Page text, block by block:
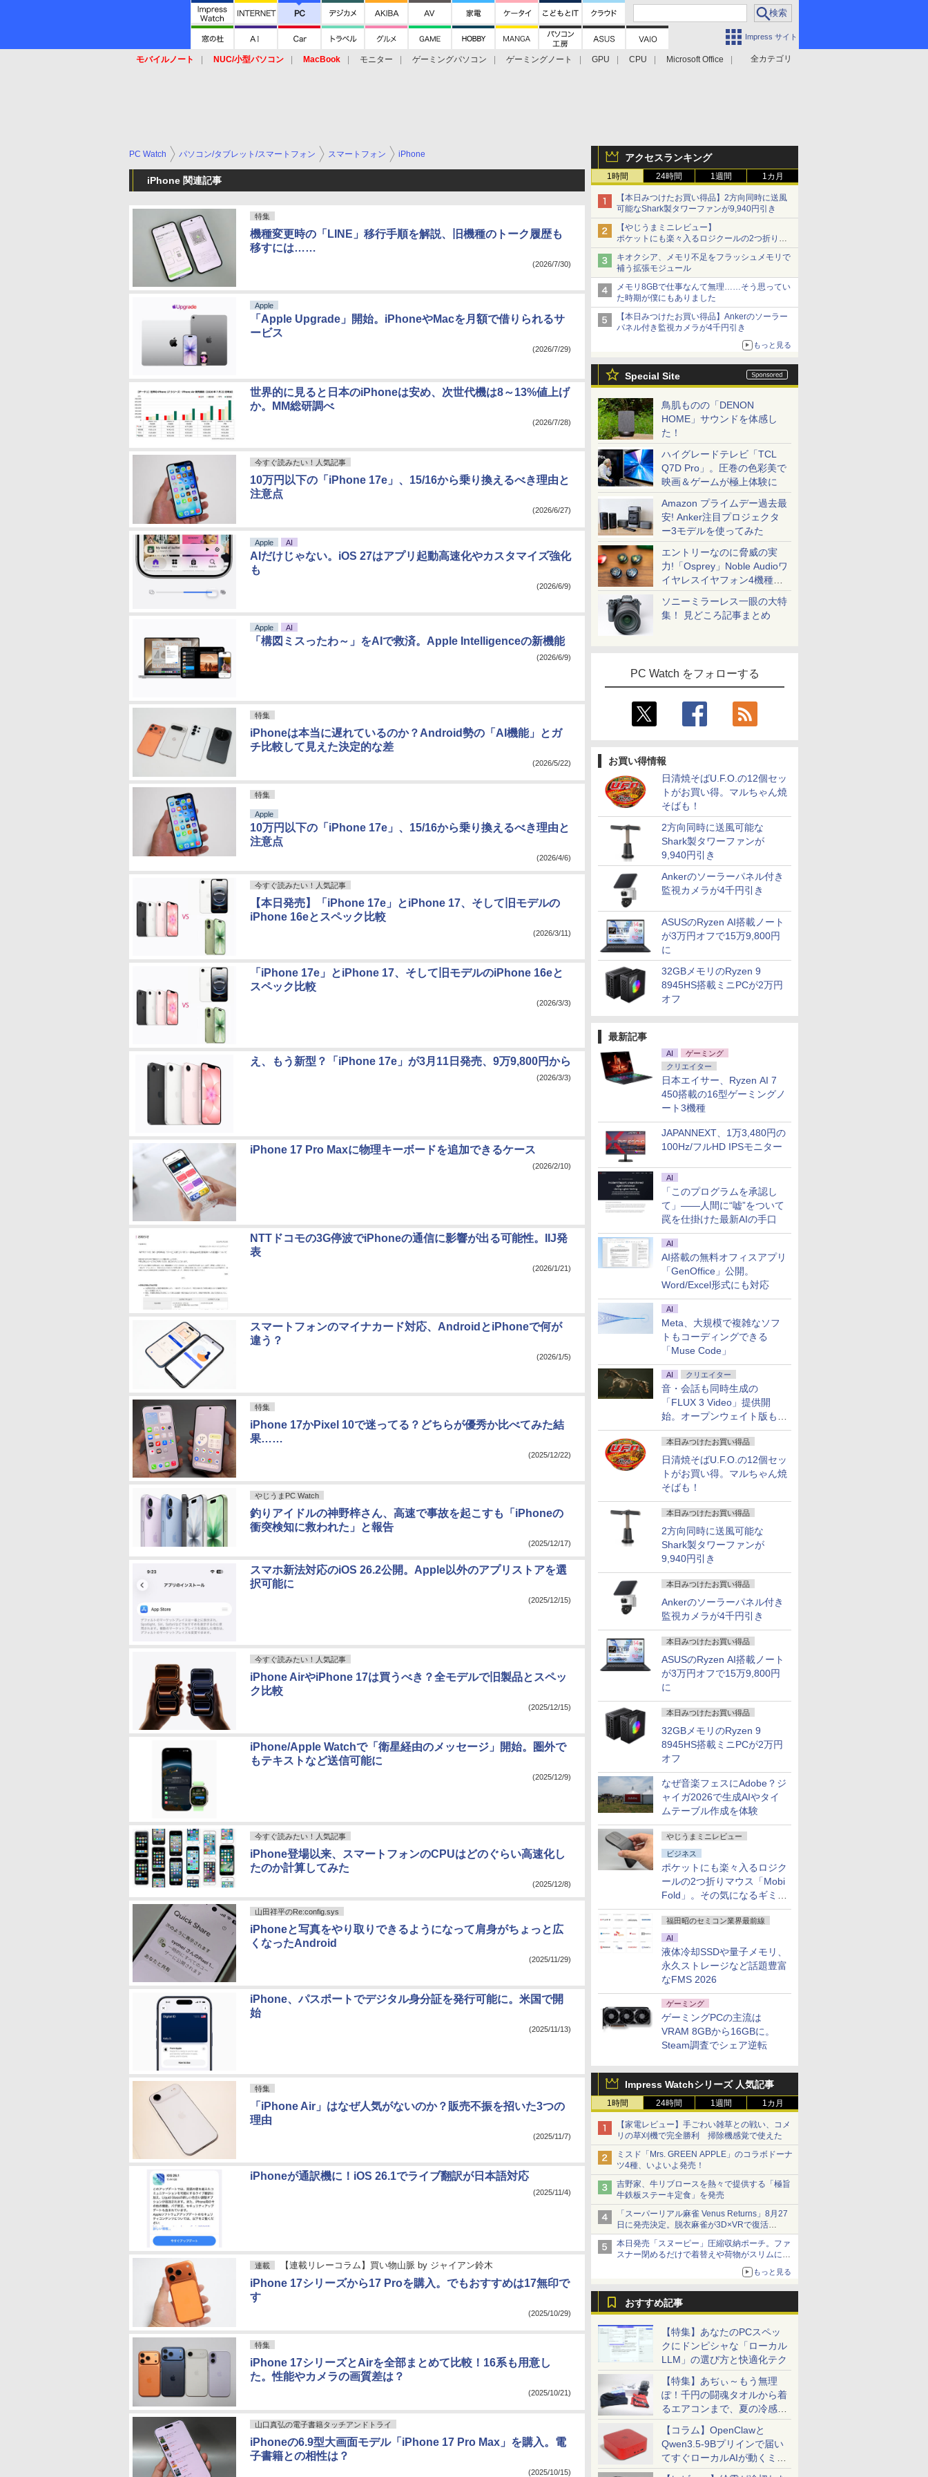
Impress サイト
全カテゴリ
モバイルノート NUC/小型パソコン MacBook モニター ゲーミングパソコン ゲーミングノート GPU CPU
Microsoft Office
アクセスランキング
1時間 24時間 1週間 1カ月
【本日みつけたお買い得品】2方向同時に送風
可能なShark製タワーファンが9,940円引き
【やじうまミニレビュー】
ポケットにも楽々入るロジクールの2つ折りマ
ウス「Mobi Fold」。その気になるギミックと
は？
キオクシア、メモリ不足をフラッシュメモリで
補う拡張モジュール
メモリ8GBで仕事なんて無理……そう思ってい
た時期が僕にもありました
【本日みつけたお買い得品】Ankerのソーラー
パネル付き監視カメラが4千円引き
もっと見る
Special Site
鳥肌ものの「DENON
HOME」サウンドを体感し
た！
ハイグレードテレビ「TCL
Q7D Pro」。圧巻の色彩美で
映画＆ゲームが極上体験に
Amazon プライムデー過去最
安! Anker注目プロジェクタ
ー3モデルを使ってみた
エントリーなのに脅威の実
力!「Osprey」Noble Audioワ
イヤレスイヤフォン4機種を
一気に聴く
ソニーミラーレス一眼の大特
集！ 見どころ記事まとめ
PC Watch をフォローする
お買い得情報
日清焼そばU.F.O.の12個セッ
トがお買い得。マルちゃん焼
そばも！
2方向同時に送風可能な
Shark製タワーファンが
9,940円引き
Ankerのソーラーパネル付き
監視カメラが4千円引き
ASUSのRyzen AI搭載ノート
が3万円オフで15万9,800円
に
32GBメモリのRyzen 9
8945HS搭載ミニPCが2万円
オフ
最新記事
AI
ゲーミング
クリエイター
日本エイサー、Ryzen AI 7
450搭載の16型ゲーミングノ
ート3機種
JAPANNEXT、1万3,480円の
100Hz/フルHD IPSモニター
AI
「このプログラムを承認し
て」――人間に“嘘”をついて
罠を仕掛けた最新AIの手口
AI
AI搭載の無料オフィスアプリ
「GenOffice」公開。
Word/Excel形式にも対応
AI
Meta、大規模で複雑なソフ
トもコーディングできる
「Muse Code」
AI クリエイター
音・会話も同時生成の
「FLUX 3 Video」提供開
始。オープンウェイト版も計
画
本日みつけたお買い得品
日清焼そばU.F.O.の12個セッ
トがお買い得。マルちゃん焼
そばも！
本日みつけたお買い得品
2方向同時に送風可能な
Shark製タワーファンが
9,940円引き
本日みつけたお買い得品
Ankerのソーラーパネル付き
監視カメラが4千円引き
本日みつけたお買い得品
ASUSのRyzen AI搭載ノート
が3万円オフで15万9,800円
に
本日みつけたお買い得品
32GBメモリのRyzen 9
8945HS搭載ミニPCが2万円
オフ
なぜ音楽フェスにAdobe？ジ
ャイガ2026で生成AIやタイ
ムテーブル作成を体験
やじうまミニレビュー
ビジネス
ポケットにも楽々入るロジク
ールの2つ折りマウス「Mobi
Fold」。その気になるギミッ
クとは？
福田昭のセミコン業界最前線
AI
液体冷却SSDや量子メモリ、
永久ストレージなど話題豊富
なFMS 2026
ゲーミング
ゲーミングPCの主流は
VRAM 8GBから16GBに。
Steam調査でシェア逆転
Impress Watchシリーズ 人気記事
1時間 24時間 1週間 1カ月
【家電レビュー】手ごわい雑草との戦い、コメ
リの草刈機で完全勝利 掃除機感覚で使えた
ミスド「Mrs. GREEN APPLE」のコラボドーナ
ツ4種、いよいよ発売！
吉野家、牛リブロースを熱々で提供する「極旨
牛鉄板ステーキ定食」を発売
「スーパーリアル麻雀 Venus Returns」8月27
日に発売決定。脱衣麻雀が3D×VRで復活
発売から2週間は20%オフになるセールが実施
本日発売「スヌーピー」圧縮収納ポーチ。ファ
スナー閉めるだけで着替えや荷物がスリムにま
もっと見る
おすすめ記事
【特集】あなたのPCスペッ
クにドンピシャな「ローカル
LLM」の選び方と快適化テク
【特集】あぢぃ～もう無理
ぽ！千円の闘魂タオルから着
るエアコンまで、夏の冷感グ
ッズ一挙紹介
【コラム】OpenClawと
Qwen3.5-9Bプリインで届い
てすぐローカルAIが動くミニ
PC「SER9 Pro」
PC Watch パソコン/タブレット/スマートフォン スマートフォン iPhone
iPhone 関連記事
特集
機種変更時の「LINE」移行手順を解説、旧機種のトーク履歴も
移すには……
(2026/7/30)
Apple
「Apple Upgrade」開始。iPhoneやMacを月額で借りられるサ
ービス
(2026/7/29)
世界的に見ると日本のiPhoneは安め、次世代機は8～13%値上げ
か。MM総研調べ
(2026/7/28)
今すぐ読みたい！人気記事
10万円以下の「iPhone 17e」、15/16から乗り換えるべき理由と
注意点
(2026/6/27)
Apple AI
AIだけじゃない。iOS 27はアプリ起動高速化やカスタマイズ強化
も
(2026/6/9)
Apple AI
「構図ミスったわ～」をAIで救済。Apple Intelligenceの新機能
(2026/6/9)
特集
iPhoneは本当に遅れているのか？Android勢の「AI機能」とガ
チ比較して見えた決定的な差
(2026/5/22)
特集
Apple
10万円以下の「iPhone 17e」、15/16から乗り換えるべき理由と
注意点
(2026/4/6)
今すぐ読みたい！人気記事
【本日発売】「iPhone 17e」とiPhone 17、そして旧モデルの
iPhone 16eとスペック比較
(2026/3/11)
「iPhone 17e」とiPhone 17、そして旧モデルのiPhone 16eと
スペック比較
(2026/3/3)
え、もう新型？「iPhone 17e」が3月11日発売、9万9,800円から
(2026/3/3)
iPhone 17 Pro Maxに物理キーボードを追加できるケース
(2026/2/10)
NTTドコモの3G停波でiPhoneの通信に影響が出る可能性。IIJ発
表
(2026/1/21)
スマートフォンのマイナカード対応、AndroidとiPhoneで何が
違う？
(2026/1/5)
特集
iPhone 17かPixel 10で迷ってる？どちらが優秀か比べてみた結
果……
(2025/12/22)
やじうまPC Watch
釣りアイドルの神野梓さん、高速で事故を起こすも「iPhoneの
衝突検知に救われた」と報告
(2025/12/17)
スマホ新法対応のiOS 26.2公開。Apple以外のアプリストアを選
択可能に
(2025/12/15)
今すぐ読みたい！人気記事
iPhone AirやiPhone 17は買うべき？全モデルで旧製品とスペッ
ク比較
(2025/12/15)
iPhone/Apple Watchで「衛星経由のメッセージ」開始。圏外で
もテキストなど送信可能に
(2025/12/9)
今すぐ読みたい！人気記事
iPhone登場以来、スマートフォンのCPUはどのぐらい高速化し
たのか計算してみた
(2025/12/8)
山田祥平のRe:config.sys
iPhoneと写真をやり取りできるようになって肩身がちょっと広
くなったAndroid
(2025/11/29)
iPhone、パスポートでデジタル身分証を発行可能に。米国で開
始
(2025/11/13)
特集
「iPhone Air」はなぜ人気がないのか？販売不振を招いた3つの
理由
(2025/11/7)
iPhoneが通訳機に！iOS 26.1でライブ翻訳が日本語対応
(2025/11/4)
連載 【連載リレーコラム】買い物山脈 by ジャイアン鈴木
iPhone 17シリーズから17 Proを購入。でもおすすめは17無印で
す
(2025/10/29)
特集
iPhone 17シリーズとAirを全部まとめて比較！16系も用意し
た。性能やカメラの画質差は？
(2025/10/21)
山口真弘の電子書籍タッチアンドトライ
iPhoneの6.9型大画面モデル「iPhone 17 Pro Max」を購入。電
子書籍との相性は？
(2025/10/15)